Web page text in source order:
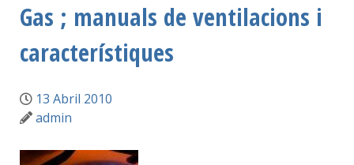
Gas ; manuals de ventilacions i
característiques
13 Abril 2010
admin